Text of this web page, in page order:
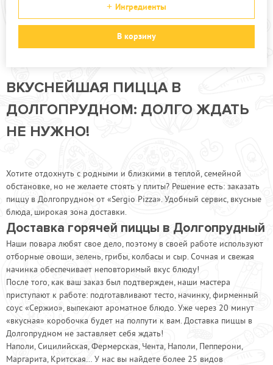
Ингредиенты
В корзину
ВКУСНЕЙШАЯ ПИЦЦА В
ДОЛГОПРУДНОМ: ДОЛГО ЖДАТЬ
НЕ НУЖНО!
Хотите отдохнуть с родными и близкими в теплой, семейной
обстановке, но не желаете стоять у плиты? Решение есть: заказать
пиццу в Долгопрудном от «Sergio Pizza». Удобный сервис, вкусные
блюда, широкая зона доставки.
Доставка горячей пиццы в Долгопрудный
Наши повара любят свое дело, поэтому в своей работе используют
отборные овощи, зелень, грибы, колбасы и сыр. Сочная и свежая
начинка обеспечивает неповторимый вкус блюду!
После того, как ваш заказ был подтвержден, наши мастера
приступают к работе: подготавливают тесто, начинку, фирменный
соус «Сержио», выпекают ароматное блюдо. Уже через 20 минут
«вкусная» коробочка будет на полпути к вам. Доставка пиццы в
Долгопрудном не заставляет себя ждать!
Наполи, Сицилийская, Фермерская, Чента, Наполи, Пепперони,
Маргарита, Критская… У нас вы найдете более 25 видов